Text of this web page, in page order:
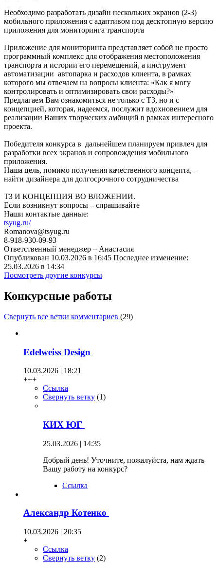
Необходимо разработать дизайн нескольких экранов (2-3)
мобильного приложения с адаптивом под десктопную версию
приложения для мониторинга транспорта
Приложение для мониторинга представляет собой не просто
программный комплекс для отображения местоположения
транспорта и истории его перемещений, а инструмент
автоматизации автопарка и расходов клиента, в рамках
которого мы отвечаем на вопросы клиента: «Как я могу
контролировать и оптимизировать свои расходы?»
Предлагаем Вам ознакомиться не только с ТЗ, но и с
концепцией, которая, надеемся, послужит вдохновением для
реализации Ваших творческих амбиций в рамках интересного
проекта.
Победителя конкурса в дальнейшем планируем привлеч для
разработки всех экранов и сопровождения мобильного
приложения.
Наша цель, помимо получения качественного концепта, –
найти дизайнера для долгосрочного сотрудничества
ТЗ И КОНЦЕПЦИЯ ВО ВЛОЖЕНИИ.
Если возникнут вопросы – спрашивайте
Наши контактые данные:
tsyug.ru/
Romanova@tsyug.ru
8-918-930-09-93
Ответственный менеджер – Анастасия
Опубликован 10.03.2026 в 16:45 Последнее изменение:
25.03.2026 в 14:34
Посмотреть другие конкурсы
Конкурсные работы
Свернуть все ветки комментариев (29)
Edelweiss Design
10.03.2026 | 18:21
+++
Ссылка
Свернуть ветку (1)
КИХ ЮГ
25.03.2026 | 14:35
Добрый день! Уточните, пожалуйста, нам ждать
Вашу работу на конкурс?
Ссылка
Александр Котенко
10.03.2026 | 20:35
+
Ссылка
Свернуть ветку (2)